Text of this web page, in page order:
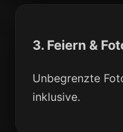
3. Feiern &
Unbegrenzte
inklusive.